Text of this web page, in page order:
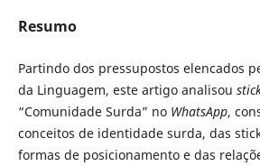
Resumo
Partindo dos pressupostos elencados
da Linguagem, este artigo analisou
“Comunidade Surda” no WhatsApp,
conceitos de identidade surda, das
formas de posicionamento e das